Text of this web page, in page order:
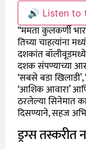
🔊 Listen to
“ममता कुलकर्णी
तिच्या चाहत्यांना
दशकांत
दशक संपण्याच्या
‘सबसे बडा खिलाडी’,
‘आशिक आवारा’
ठरलेल्या सिनेमात
दिसण्याने, सहज
ड्रग्स